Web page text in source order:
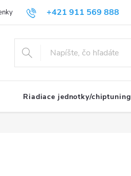
+421 911 569 888
GDPR
Riadiace jednotky/chiptuning